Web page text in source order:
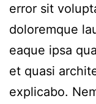
error sit
doloremque
eaque ipsa
et quasi
explicabo.